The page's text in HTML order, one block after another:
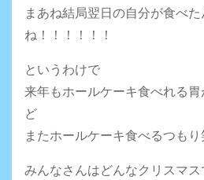
まあね結局翌日の自分が食べ
ね！！！！！！
というわけで
来年もホールケーキ食べれる
ど
またホールケーキ食べるつも
みんなさんはどんなクリスマス